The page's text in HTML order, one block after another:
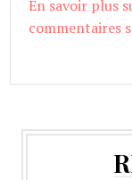
En savoir plus
commentaires